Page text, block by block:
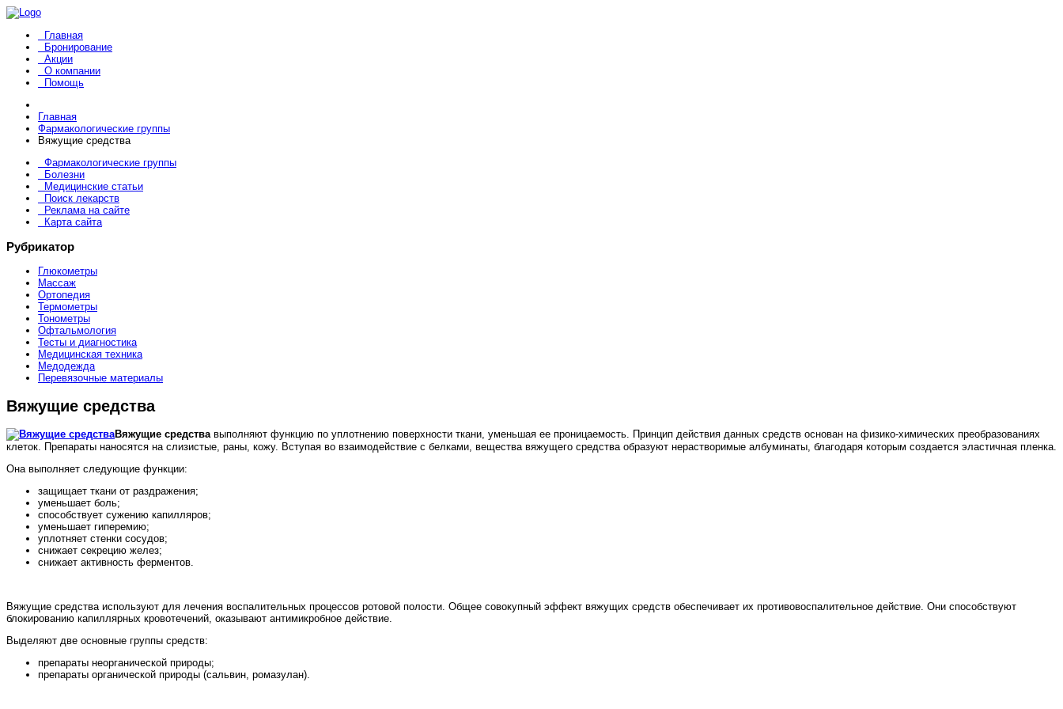
Главная
Бронирование
Акции
О компании
Помощь
Главная
Фармакологические группы
Вяжущие средства
Фармакологические группы
Болезни
Медицинские статьи
Поиск лекарств
Реклама на сайте
Карта сайта
Рубрикатор
Глюкометры
Массаж
Ортопедия
Термометры
Тонометры
Офтальмология
Тесты и диагностика
Медицинская техника
Медодежда
Перевязочные материалы
Вяжущие средства
Вяжущие средства выполняют функцию по уплотнению поверхности ткани, уменьшая ее проницаемость. Принцип действия данных средств основан на физико-химических преобразованиях
клеток. Препараты наносятся на слизистые, раны, кожу. Вступая во взаимодействие с белками, вещества вяжущего средства образуют нерастворимые албуминаты, благодаря которым создается эластичная пленка.
Она выполняет следующие функции:
защищает ткани от раздражения;
уменьшает боль;
способствует сужению капилляров;
уменьшает гиперемию;
уплотняет стенки сосудов;
снижает секрецию желез;
снижает активность ферментов.
Вяжущие средства используют для лечения воспалительных процессов ротовой полости. Общее совокупный эффект вяжущих средств обеспечивает их противовоспалительное действие. Они способствуют
блокированию капиллярных кровотечений, оказывают антимикробное действие.
Выделяют две основные группы средств:
препараты неорганической природы;
препараты органической природы (сальвин, ромазулан).